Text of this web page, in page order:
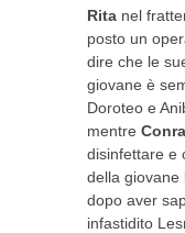
Rita nel
posto un
dire che le
giovane è
Doroteo e
mentre
disinfettare e
della giovane
dopo aver
infastidito